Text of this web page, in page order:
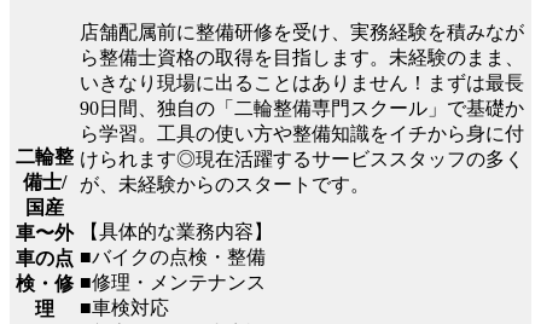
二輪整
備士/
国産
車〜外
車の点
検・修
理
店舗配属前に整備研修を受け、実務経験を積みなが
ら整備士資格の取得を目指します。未経験のまま、
いきなり現場に出ることはありません！まずは最長
90日間、独自の「二輪整備専門スクール」で基礎か
ら学習。工具の使い方や整備知識をイチから身に付
けられます◎現在活躍するサービススタッフの多く
が、未経験からのスタートです。
【具体的な業務内容】
■バイクの点検・整備
■修理・メンテナンス
■車検対応